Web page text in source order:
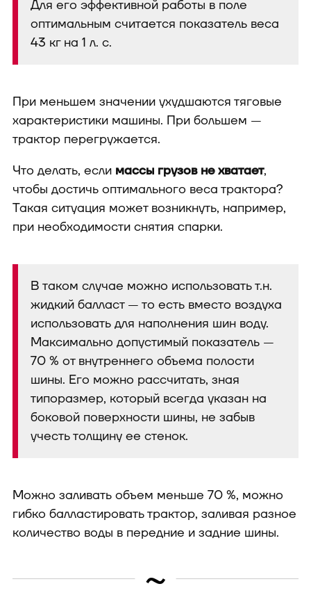
Для его эффективной работы в поле
оптимальным считается показатель веса
43 кг на 1 л. с.
При меньшем значении ухудшаются тяговые
характеристики машины. При большем —
трактор перегружается.
Что делать, если массы грузов не хватает,
чтобы достичь оптимального веса трактора?
Такая ситуация может возникнуть, например,
при необходимости снятия спарки.
В таком случае можно использовать т.н.
жидкий балласт — то есть вместо воздуха
использовать для наполнения шин воду.
Максимально допустимый показатель —
70 % от внутреннего объема полости
шины. Его можно рассчитать, зная
типоразмер, который всегда указан на
боковой поверхности шины, не забыв
учесть толщину ее стенок.
Можно заливать объем меньше 70 %, можно
гибко балластировать трактор, заливая разное
количество воды в передние и задние шины.
~